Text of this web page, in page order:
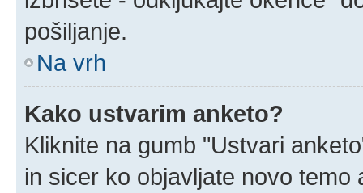
pošiljanje.
Na vrh
Kako ustvarim anketo?
Kliknite na gumb "Ustvari
in sicer ko objavljate novo